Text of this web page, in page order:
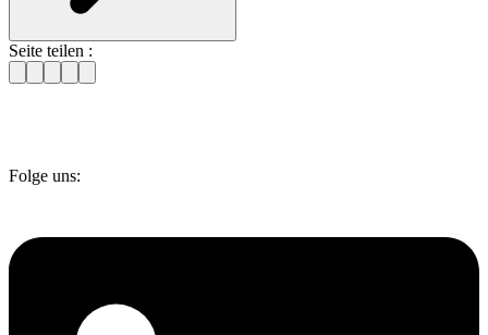
Seite teilen :
Folge uns: